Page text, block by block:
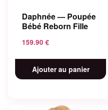
Daphnée — Poupée
Bébé Reborn Fille
159.90 €
Ajouter au panier